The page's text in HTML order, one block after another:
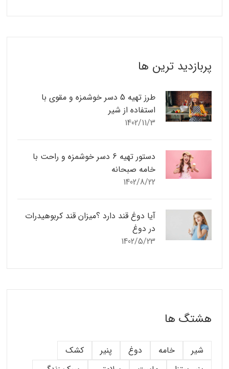
پربازدید ترین ها
طرز تهیه 5 دسر خوشمزه و مقوی با
استفاده از شیر
1402/11/3
دستور تهیه 6 دسر خوشمزه و راحت با
خامه صبحانه
1402/8/22
آیا دوغ قند دارد ؟میزان قند کربوهیدرات
در دوغ
1402/5/23
هشتگ ها
شیر خامه دوغ پنیر
کشک